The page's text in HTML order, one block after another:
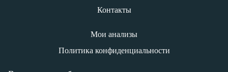
Контакты
Мои анализы
Политика конфиденциальности